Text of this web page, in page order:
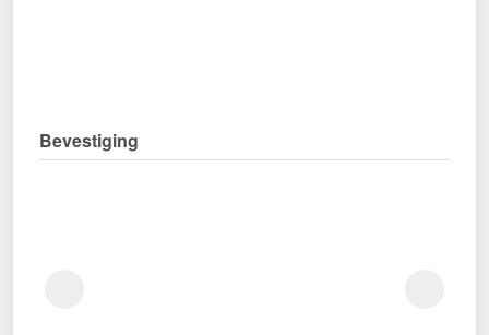
Bevestiging